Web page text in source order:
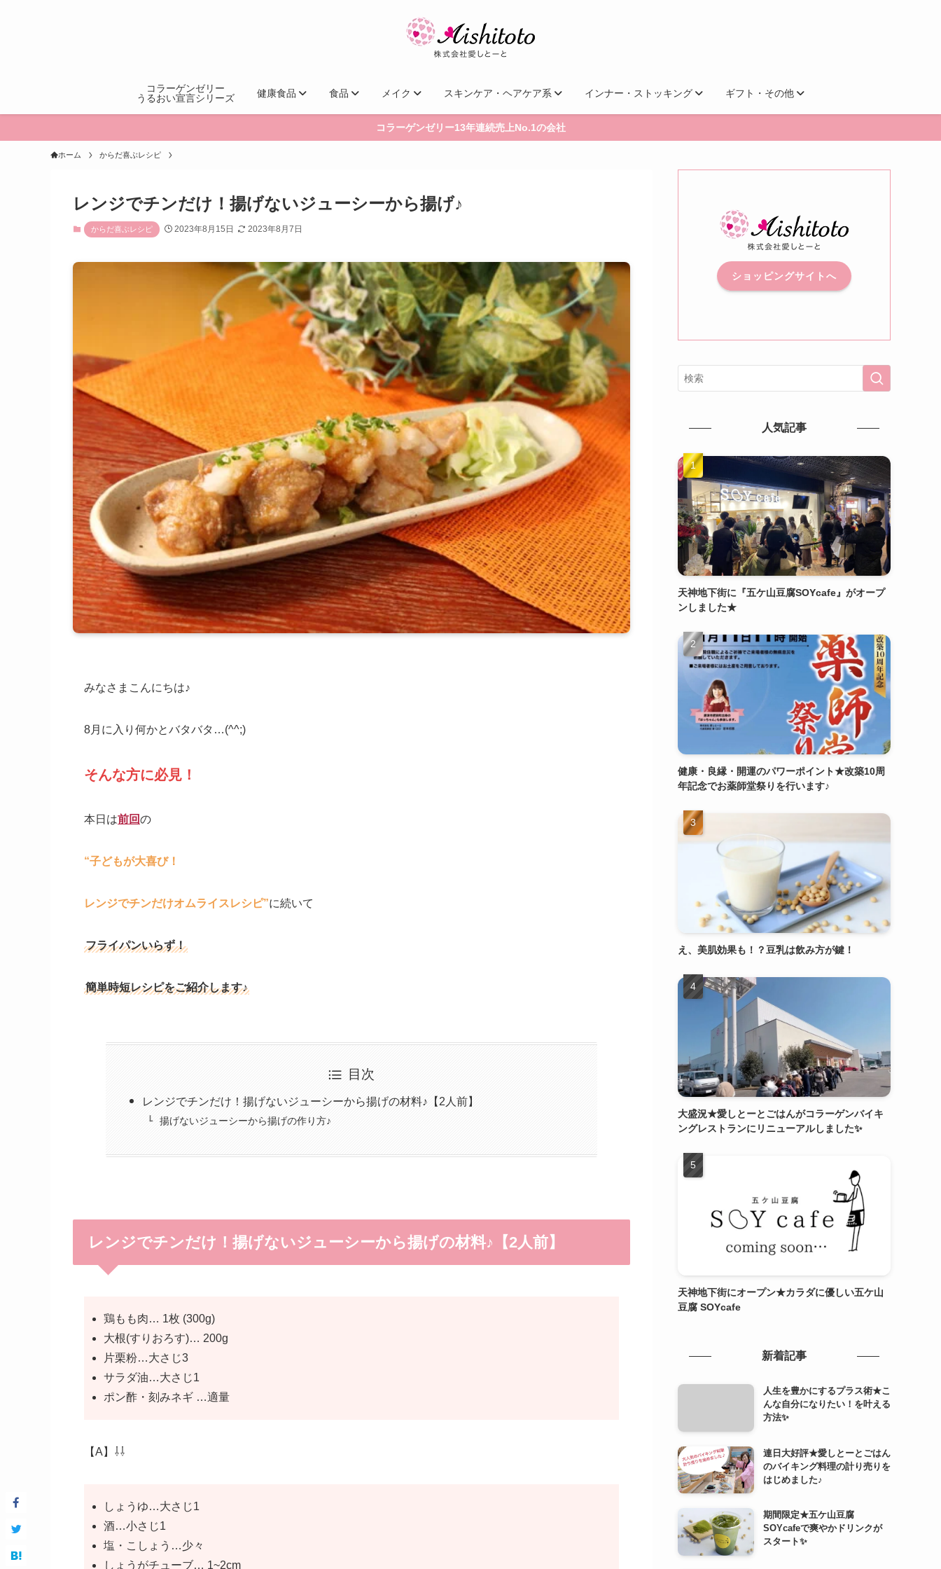
コラーゲンゼリー
うるおい宣言シリーズ
健康食品 食品 メイク スキンケア・ヘアケア系 インナー・ストッキング ギフト・その他
コラーゲンゼリー13年連続売上No.1の会社
ホーム からだ喜ぶレシピ
レンジでチンだけ！揚げないジューシーから揚げ♪
からだ喜ぶレシピ 2023年8月15日 2023年8月7日
みなさまこんにちは♪
8月に入り何かとバタバタ…(^^;)
そんな方に必見！
本日は前回の
“子どもが大喜び！
レンジでチンだけオムライスレシピ”に続いて
フライパンいらず！
簡単時短レシピをご紹介します♪
目次
レンジでチンだけ！揚げないジューシーから揚げの材料♪【2人前】
揚げないジューシーから揚げの作り方♪
レンジでチンだけ！揚げないジューシーから揚げの材料♪【2人前】
鶏もも肉… 1枚 (300g)
大根(すりおろす)… 200g
片栗粉…大さじ3
サラダ油…大さじ1
ポン酢・刻みネギ …適量
【A】⇩⇩
しょうゆ…大さじ1
酒…小さじ1
塩・こしょう…少々
しょうがチューブ… 1~2cm
ショッピングサイトへ
人気記事
天神地下街に『五ケ山豆腐SOYcafe』がオープ
ンしました★
健康・良縁・開運のパワーポイント★改築10周
年記念でお薬師堂祭りを行います♪
え、美肌効果も！？豆乳は飲み方が鍵！
大盛況★愛しとーとごはんがコラーゲンバイキ
ングレストランにリニューアルしました✨
天神地下街にオープン★カラダに優しい五ケ山
豆腐 SOYcafe
新着記事
人生を豊かにするプラス術★こ
んな自分になりたい！を叶える
方法✨
連日大好評★愛しとーとごはん
のバイキング料理の計り売りを
はじめました♪
期間限定★五ケ山豆腐
SOYcafeで爽やかドリンクが
スタート✨